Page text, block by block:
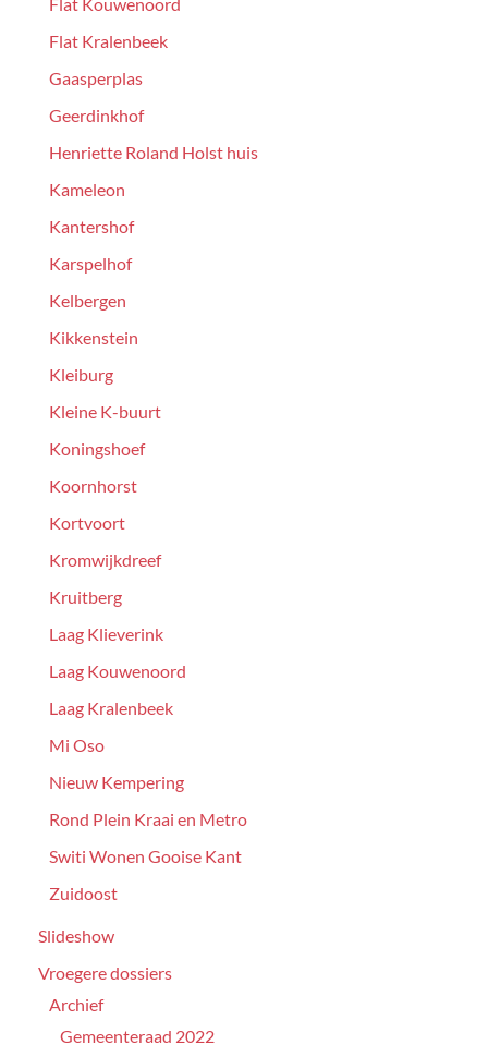
Flat Kralenbeek
Gaasperplas
Geerdinkhof
Henriette Roland Holst huis
Kameleon
Kantershof
Karspelhof
Kelbergen
Kikkenstein
Kleiburg
Kleine K-buurt
Koningshoef
Koornhorst
Kortvoort
Kromwijkdreef
Kruitberg
Laag Klieverink
Laag Kouwenoord
Laag Kralenbeek
Mi Oso
Nieuw Kempering
Rond Plein Kraai en Metro
Switi Wonen Gooise Kant
Zuidoost
Slideshow
Vroegere dossiers
Archief
Gemeenteraad 2022